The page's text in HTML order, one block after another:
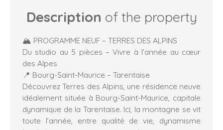
Description of the property
🏔️ PROGRAMME NEUF – TERRES DES ALPINS
Du studio au 5 pièces – Vivre à l’année au cœur
des Alpes
📍 Bourg-Saint-Maurice – Tarentaise
Découvrez Terres des Alpins, une résidence neuve
idéalement située à Bourg-Saint-Maurice, capitale
dynamique de la Tarentaise. Ici, la montagne se vit
toute l’année, entre qualité de vie, dynamisme